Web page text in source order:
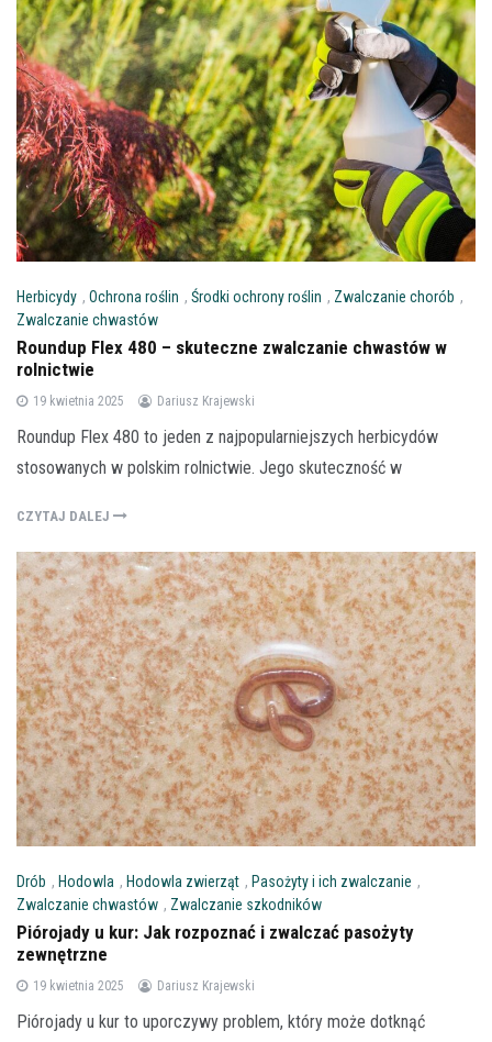
Herbicydy , Ochrona roślin , Środki ochrony roślin , Zwalczanie chorób ,
Zwalczanie chwastów
Roundup Flex 480 – skuteczne zwalczanie chwastów w
rolnictwie
19 kwietnia 2025 Dariusz Krajewski
Roundup Flex 480 to jeden z najpopularniejszych herbicydów
stosowanych w polskim rolnictwie. Jego skuteczność w
CZYTAJ DALEJ
Drób , Hodowla , Hodowla zwierząt , Pasożyty i ich zwalczanie ,
Zwalczanie chwastów , Zwalczanie szkodników
Piórojady u kur: Jak rozpoznać i zwalczać pasożyty
zewnętrzne
19 kwietnia 2025 Dariusz Krajewski
Piórojady u kur to uporczywy problem, który może dotknąć